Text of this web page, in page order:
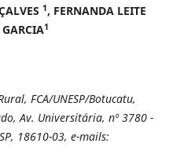
1, FERNANDA LEITE
1
FCA/UNESP/Botucatu,
Av. Universitária, nº 3780 -
18610-03, e-mails: